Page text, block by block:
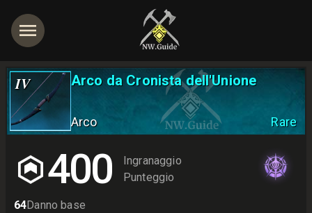
IV Arco da Cronista dell'Unione
Arco Rare
400
Ingranaggio
Punteggio
64Danno base